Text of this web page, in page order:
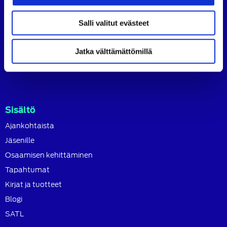
Salli valitut evästeet
Jatka välttämättömillä
koulutusjärjestö.
SATL toimii jäsenyhdistystensä kattojärjestönä, jonka
tavoitteena on ylläpitää ja kehittää koko autoalan
osaamista ja ammattitaitoa.
Lue lisää
Sisältö
Ajankohtaista
Jäsenille
Osaamisen kehittäminen
Tapahtumat
Kirjat ja tuotteet
Blogi
SATL